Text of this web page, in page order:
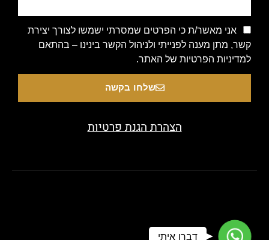
אני מאשר/ת כי הפרטים שמסרתי ישמשו לצורך יצירת
קשר, מתן מענה לפנייתי ולניהול הקשר בינינו – בהתאם
למדיניות הפרטיות של האתר.
שלחו בקשה
הצהרת הגנת פרטיות
Copyright 2020 © All rights Reserved. Designed by beauty-
WhatsAppדברו איתי